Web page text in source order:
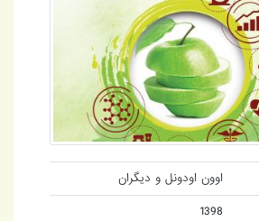
اوون اودونل و دیگران
1398